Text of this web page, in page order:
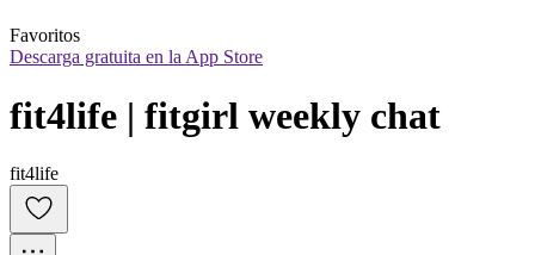
Favoritos
Descarga gratuita en la App Store
fit4life | fitgirl weekly chat
fit4life